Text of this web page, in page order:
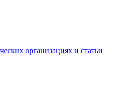
организациях и статьи